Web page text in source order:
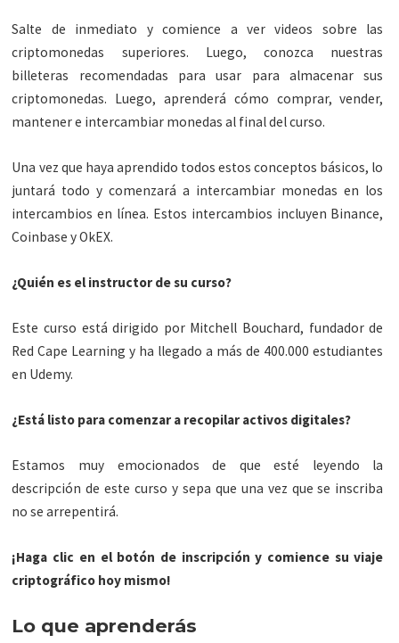
Salte de inmediato y comience a ver videos sobre las
criptomonedas superiores. Luego, conozca nuestras
billeteras recomendadas para usar para almacenar sus
criptomonedas. Luego, aprenderá cómo comprar, vender,
mantener e intercambiar monedas al final del curso.
Una vez que haya aprendido todos estos conceptos básicos, lo
juntará todo y comenzará a intercambiar monedas en los
intercambios en línea. Estos intercambios incluyen Binance,
Coinbase y OkEX.
¿Quién es el instructor de su curso?
Este curso está dirigido por Mitchell Bouchard, fundador de
Red Cape Learning y ha llegado a más de 400.000 estudiantes
en Udemy.
¿Está listo para comenzar a recopilar activos digitales?
Estamos muy emocionados de que esté leyendo la
descripción de este curso y sepa que una vez que se inscriba
no se arrepentirá.
¡Haga clic en el botón de inscripción y comience su viaje
criptográfico hoy mismo!
Lo que aprenderás